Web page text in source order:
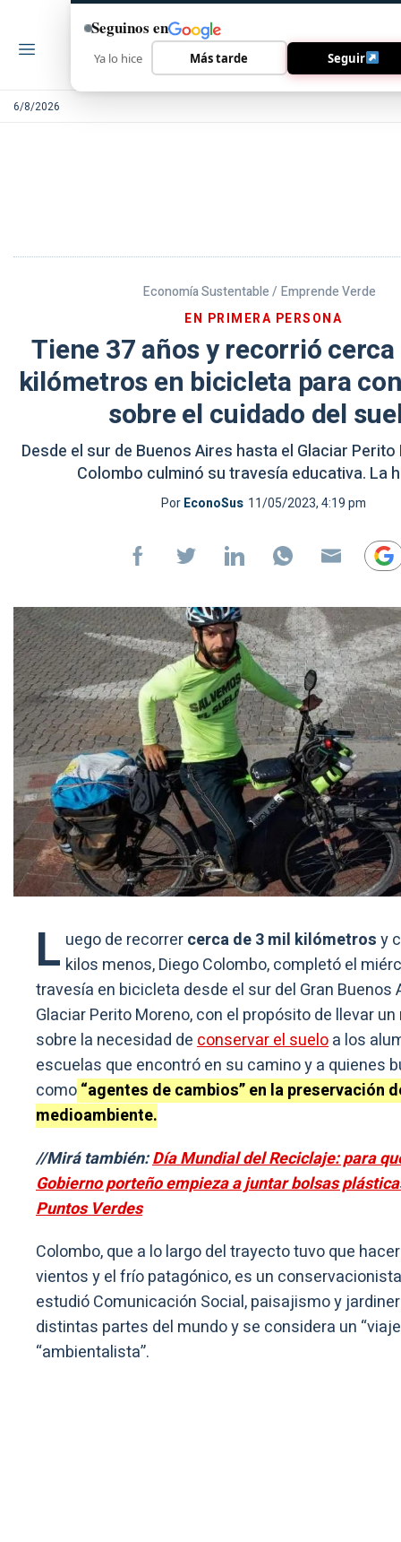
6/8/2026
Economía Sustentable / Emprende Verde
EN PRIMERA PERSONA
Tiene 37 años y recorrió
kilómetros en bicicleta para
sobre el cuidado del
Desde el sur de Buenos Aires hasta el Glaciar
Colombo culminó su travesía educativa. La
PorEconoSus 11/05/2023, 4:19 pm
L uego de recorrercerca de 3 mil kilómetrosy
kilos menos, Diego Colombo, completó el
travesía en bicicleta desde el sur del Gran Buenos
Glaciar Perito Moreno, con el propósito de llevar
sobre la necesidad deconservar el sueloa los
escuelas que encontró en su camino y a quienes
como“agentes de cambios” en la preservación
medioambiente.
//Mirá también:Día Mundial del Reciclaje: para
Gobierno porteño empieza a juntar bolsas
Puntos Verdes
Colombo, que a lo largo del trayecto tuvo que
vientos y el frío patagónico, es un
estudió Comunicación Social, paisajismo y
distintas partes del mundo y se considera un
“ambientalista”.
Seguinos en
Ya lo hice Más tarde Seguir